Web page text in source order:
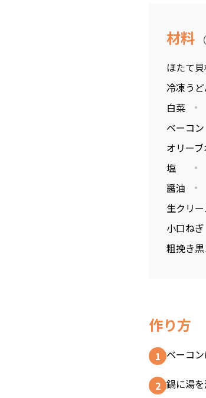
材料
ほたて
冷凍う
白菜
ベーコン
オリー
塩
醤油
生クリ
小口ねぎ
粗挽き
作り方
ベーコ
鍋に湯